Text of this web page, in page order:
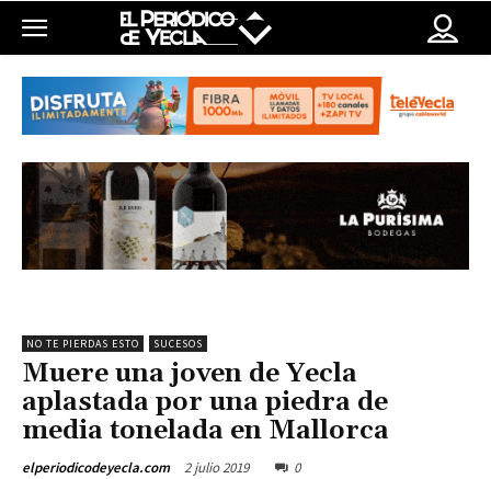
NO TE PIERDAS ESTO SUCESOS
Muere una joven de Yecla
aplastada por una piedra de
media tonelada en Mallorca
elperiodicodeyecla.com 2 julio 2019 0